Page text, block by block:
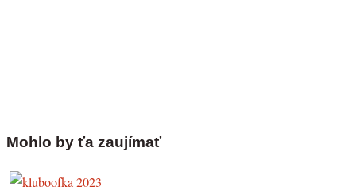
Mohlo by ťa zaujímať